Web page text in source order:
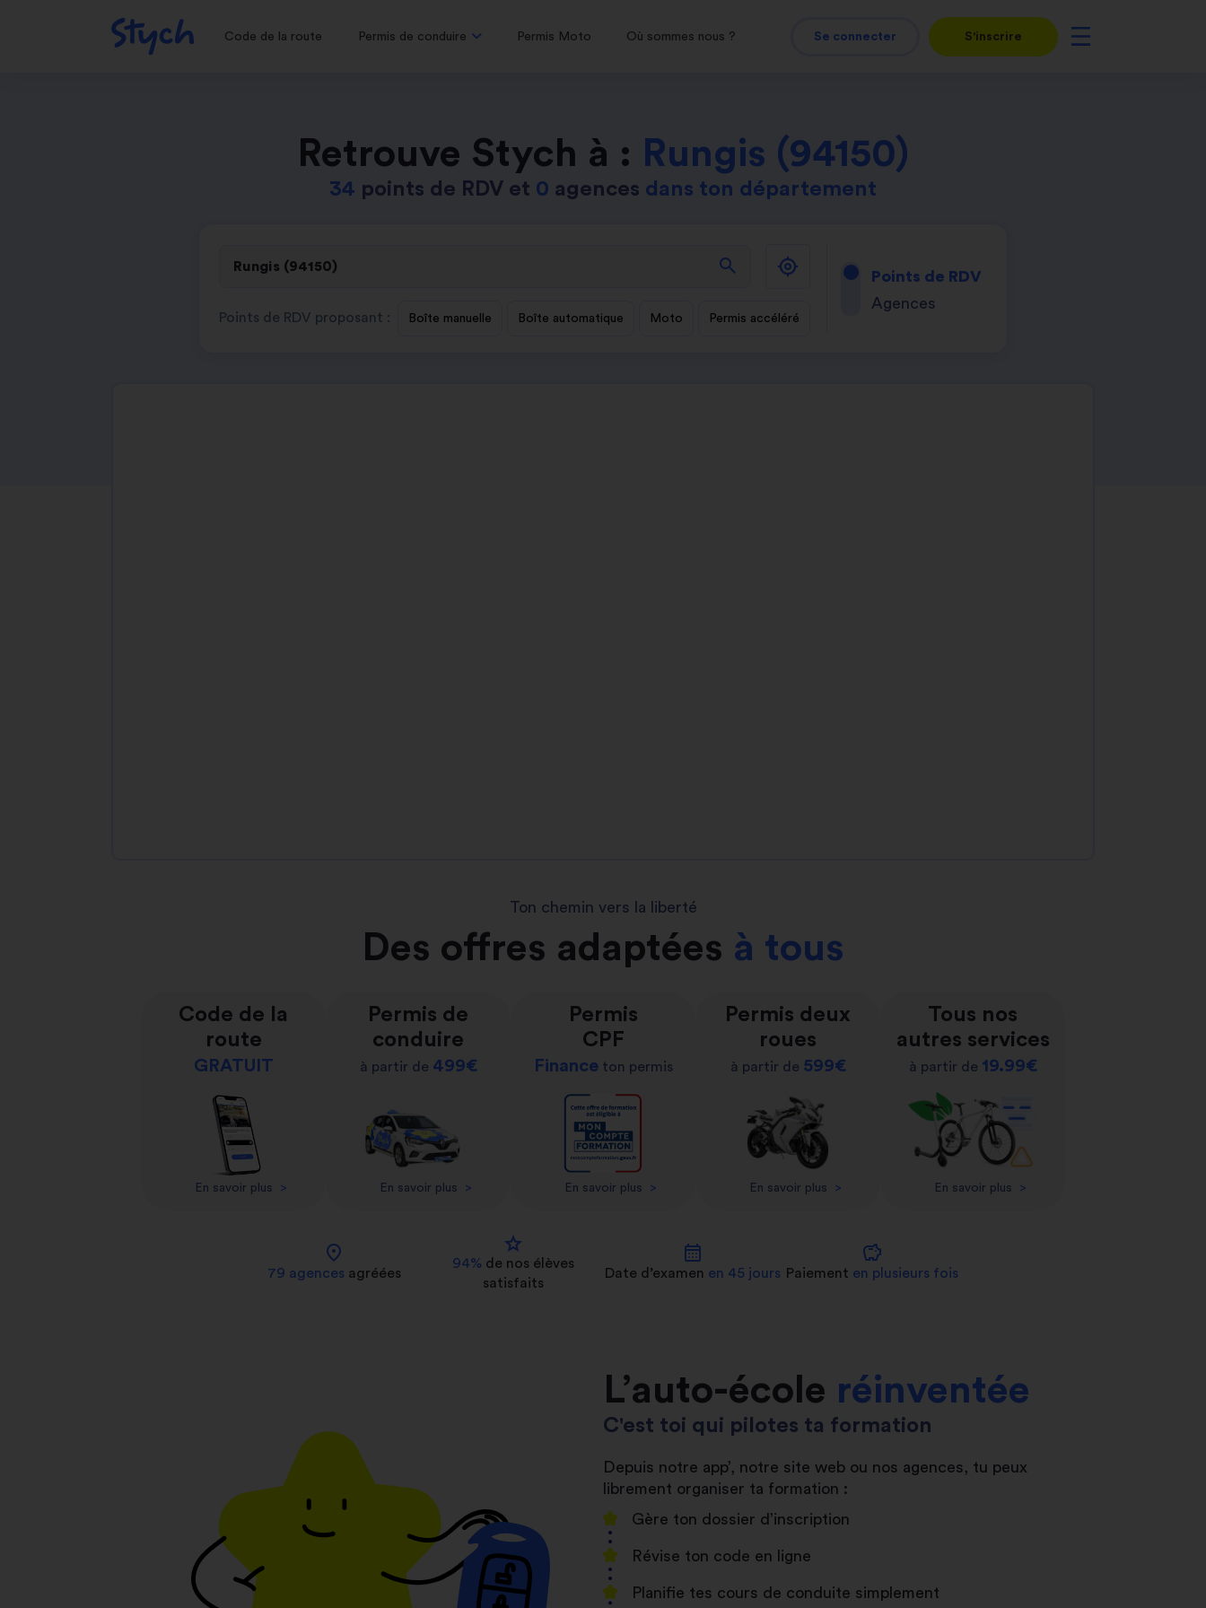
Code de la route Permis de conduire Permis Moto Où sommes nous ? Se connecter S'inscrire
Retrouve Stych à : Rungis (94150)
34 points de RDV et 0 agences dans ton département
search
Points de RDV proposant : Boîte manuelle Boîte automatique Moto Permis accéléré
Points de RDV
Agences
Ton chemin vers la liberté
Des offres adaptées à tous
Code de la
route
GRATUIT
En savoir plus >
Permis de
conduire
à partir de 499€
En savoir plus >
Permis
CPF
Financeton permis
En savoir plus >
Permis deux
roues
à partir de 599€
En savoir plus >
Tous nos
autres services
à partir de 19.99€
En savoir plus >
location_on
79 agences agréées
star
94% de nos élèves
satisfaits
calendar_month
Date d’examen en 45 jours
savings
Paiement en plusieurs fois
L’auto-école réinventée
C'est toi qui pilotes ta formation
Depuis notre app’, notre site web ou nos agences, tu peux
librement organiser ta formation :
Gère ton dossier d’inscription
Révise ton code en ligne
Planifie tes cours de conduite simplement